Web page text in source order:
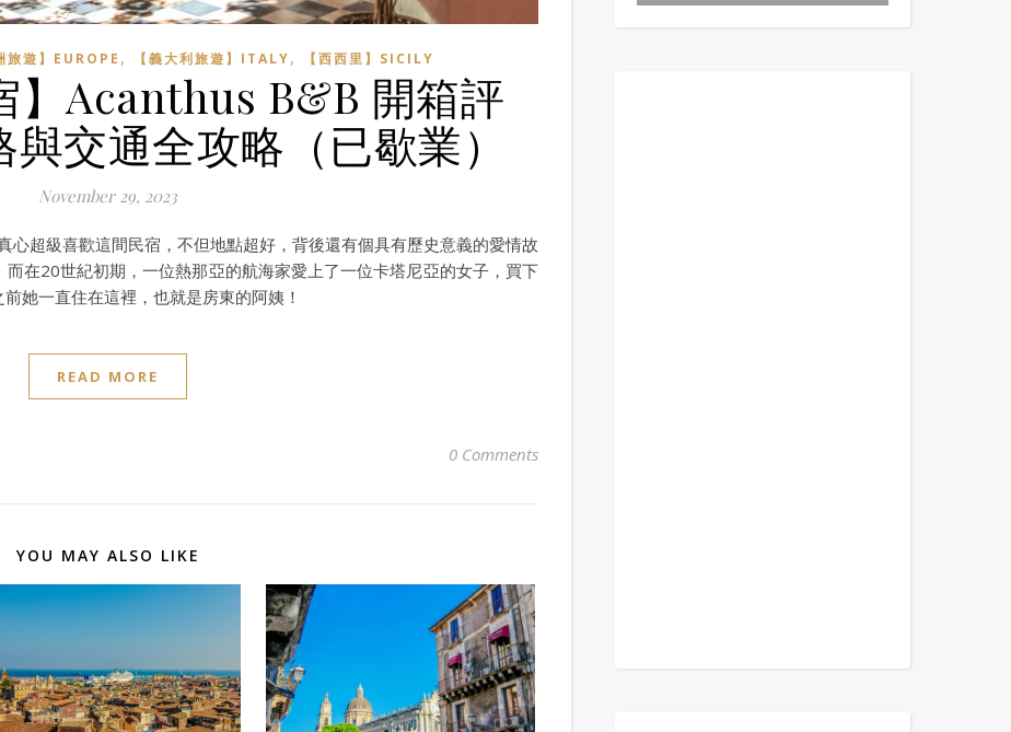
旅遊】EUROPE , 【義大利旅遊】ITALY, 【西西里】SICILY
】Acanthus B&B 開箱評
交通全攻略（已歇業）
November 29, 2023
心超級喜歡這間民宿，不但地點超好，背後還有個具有歷史意義的愛情故
在20世紀初期，一位熱那亞的航海家愛上了一位卡塔尼亞的女子，買下
她一直住在這裡，也就是房東的阿姨！
READ MORE
0 Comments
YOU MAY ALSO LIKE